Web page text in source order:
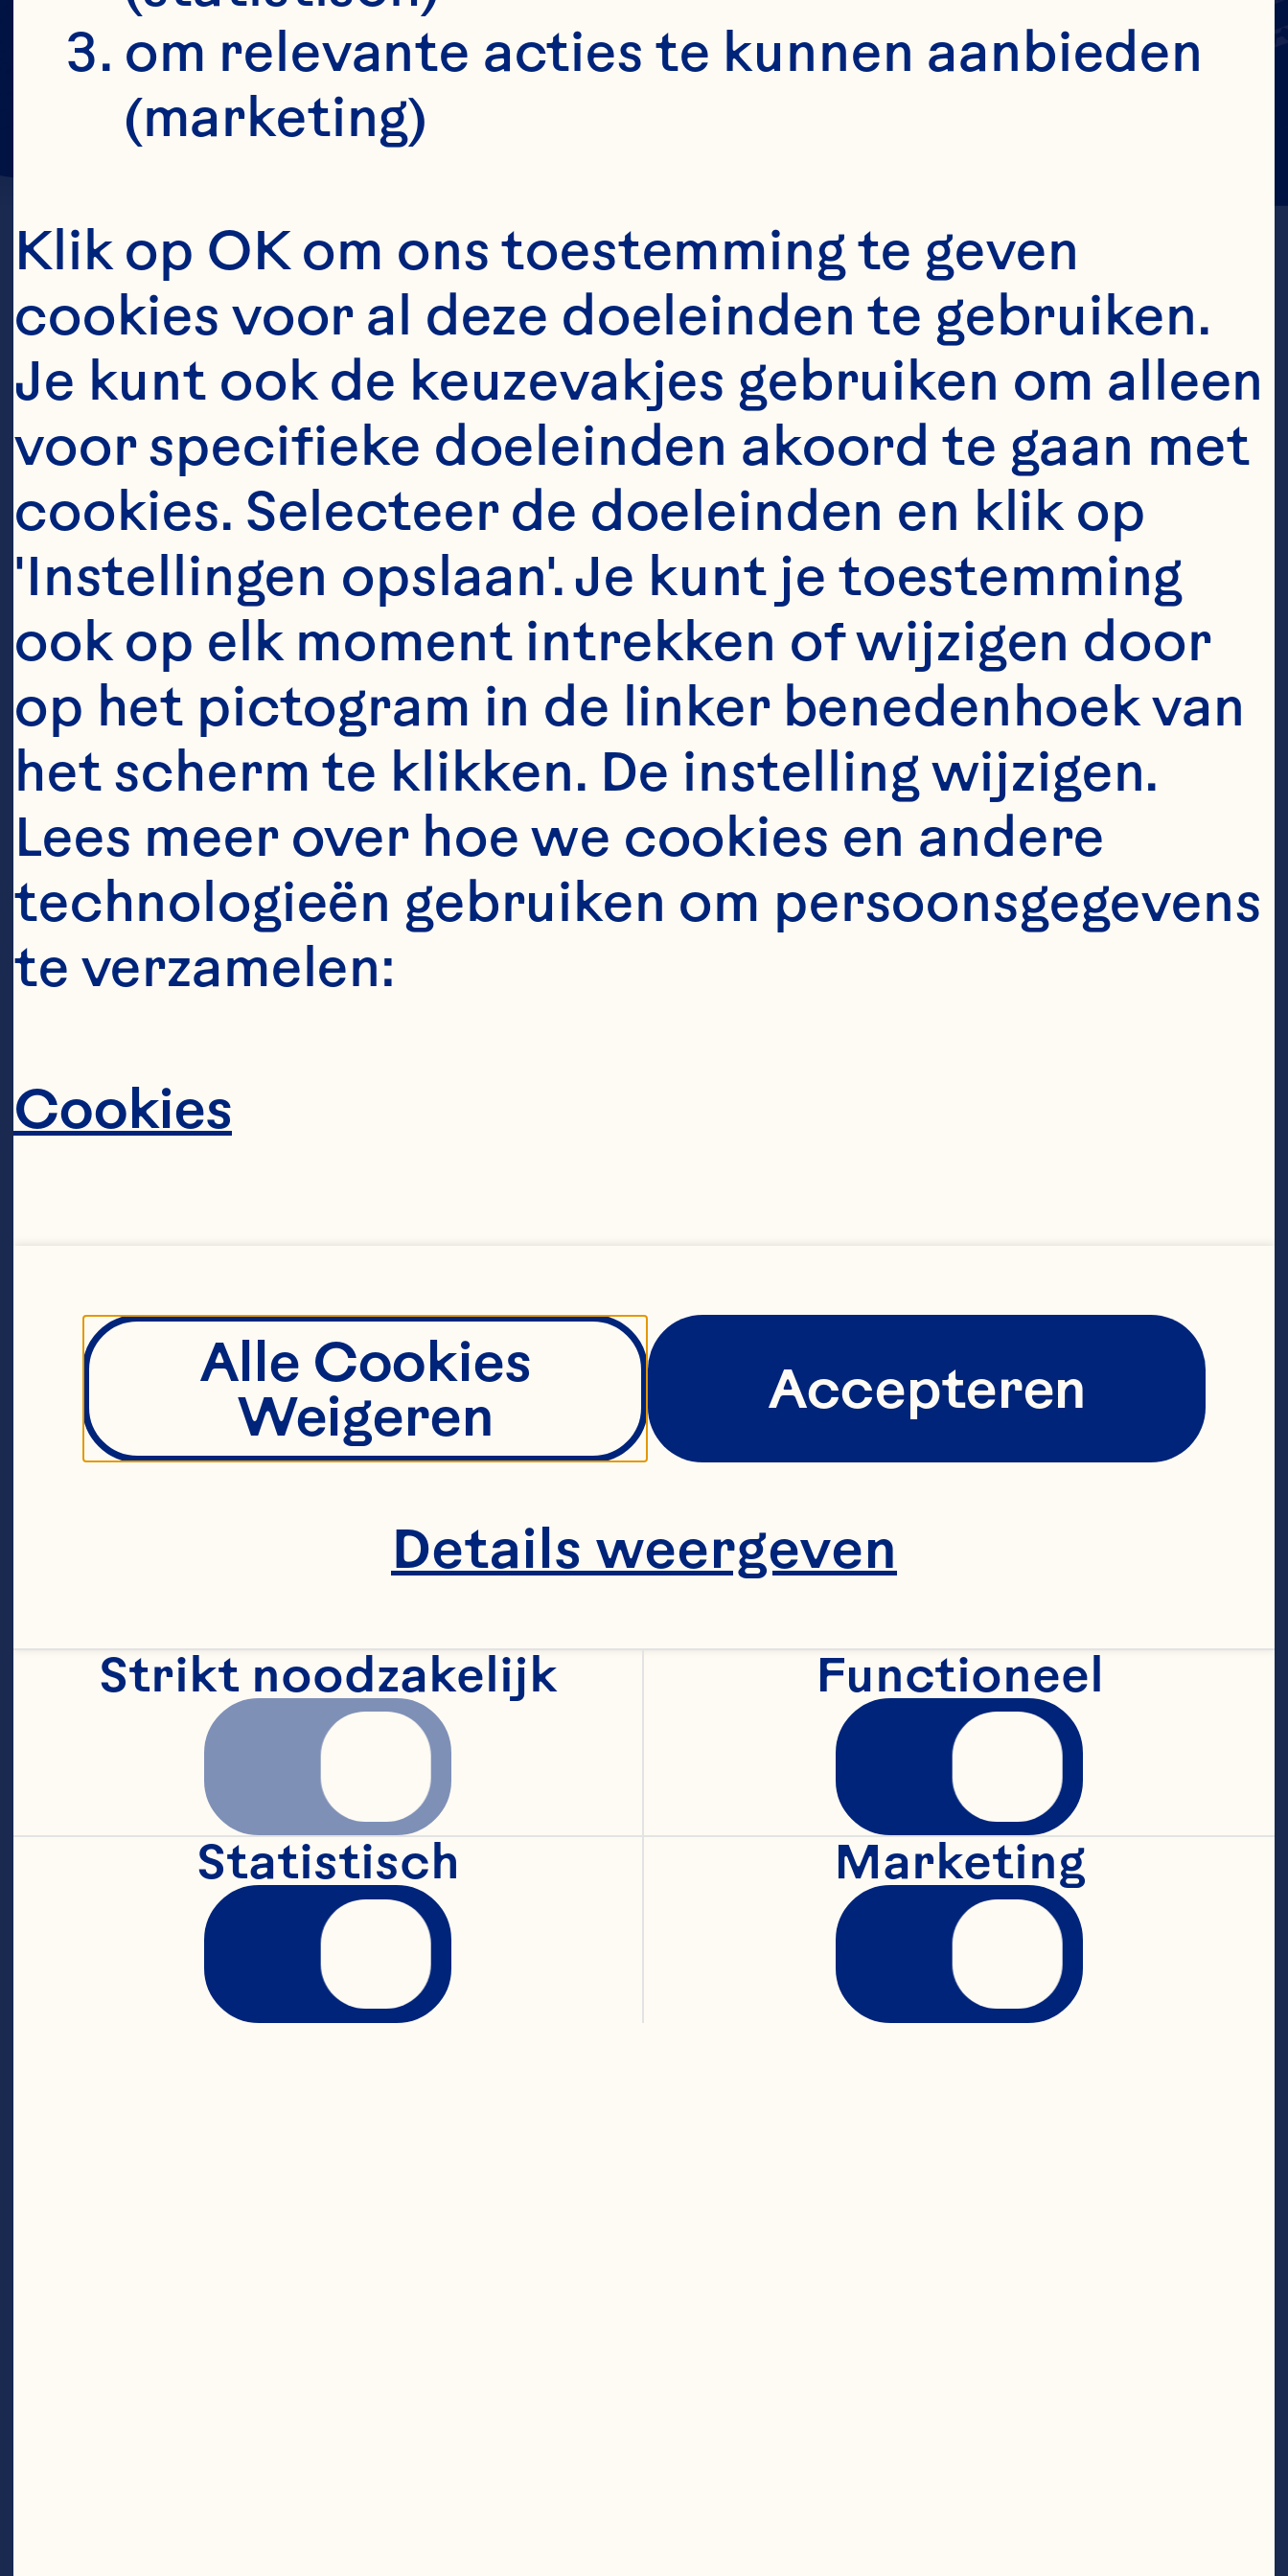
Tarte Tatin van Geroosterde
Groente en Cranberry
Glazuur
om relevante acties te kunnen aanbieden
(marketing)
Klik op OK om ons toestemming te geven
cookies voor al deze doeleinden te gebruiken.
Je kunt ook de keuzevakjes gebruiken om alleen
voor specifieke doeleinden akoord te gaan met
cookies. Selecteer de doeleinden en klik op
'Instellingen opslaan'. Je kunt je toestemming
ook op elk moment intrekken of wijzigen door
op het pictogram in de linker benedenhoek van
het scherm te klikken. De instelling wijzigen.
Lees meer over hoe we cookies en andere
technologieën gebruiken om persoonsgegevens
te verzamelen:
Cookies
Alle Cookies
Weigeren
Accepteren
Details weergeven
Strikt noodzakelijk Functioneel
Statistisch Marketing